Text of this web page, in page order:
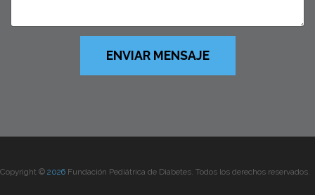
ENVIAR MENSAJE
Copyright © 2026 Fundación Pediátrica de Diabetes. Todos los derechos reservados.